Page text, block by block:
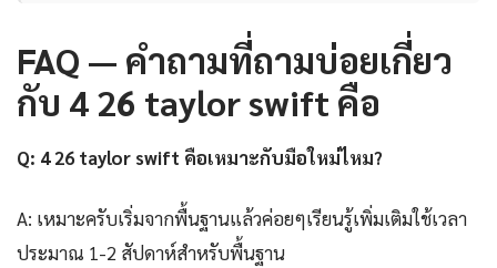
FAQ — คำถามที่ถามบ่อยเกี่ยว
กับ 4 26 taylor swift คือ
Q: 4 26 taylor swift คือเหมาะกับมือใหม่ไหม?
A: เหมาะครับเริ่มจากพื้นฐานแล้วค่อยๆเรียนรู้เพิ่มเติมใช้เวลา
ประมาณ 1-2 สัปดาห์สำหรับพื้นฐาน